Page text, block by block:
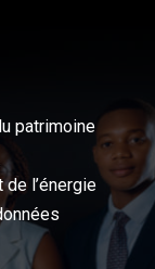
patrimoine
de l’énergie